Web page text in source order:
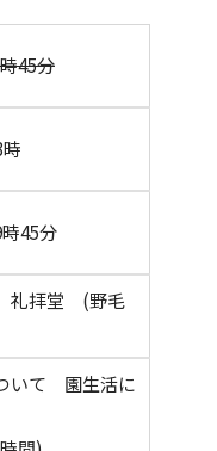
45分
45分
礼拝堂 (野毛
いて 園生活に